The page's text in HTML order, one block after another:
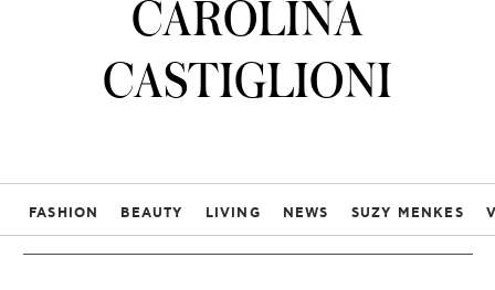
CAROLINA
CASTIGLIONI
FASHION BEAUTY LIVING NEWS SUZY MENKES